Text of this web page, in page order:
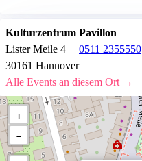
Kulturzentrum Pavillon
Lister Meile 4
30161 Hannover
0511 2355550
Alle Events an diesem Ort →
+
−